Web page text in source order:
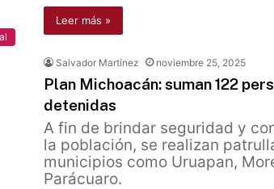
Leer más »
Salvador Martínez noviembre 25, 2025
Plan Michoacán: suman 122
detenidas
A fin de brindar seguridad y
la población, se realizan
municipios como Uruapan,
Parácuaro.